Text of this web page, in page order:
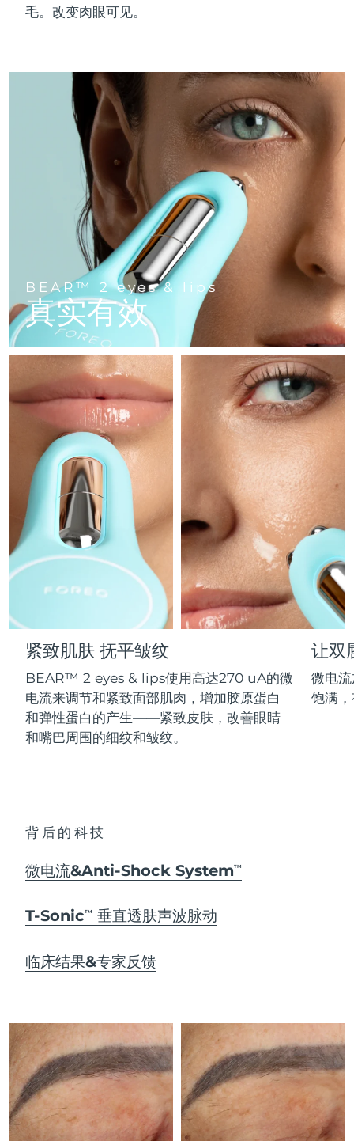
毛。改变肉眼可见。
BEAR™ 2 eyes & lips
真实有效
紧致肌肤 抚平皱纹
BEAR™ 2 eyes & lips使用高达270 uA的微
电流来调节和紧致面部肌肉，增加胶原蛋白
和弹性蛋白的产生——紧致皮肤，改善眼睛
和嘴巴周围的细纹和皱纹。
让双
微电
饱满
背后的科技
微电流&Anti-Shock SystemTM
T-SonicTM 垂直透肤声波脉动
临床结果&专家反馈
LUNA™ 4 Men
For men, anti-aging massage
LUNA™ 4 mini
For young skin, T-zone
LUNA™ 4 go
For travel or gym bag
LUNA™ 护肤
Premium cleansers & balm
LUNA™ 设备
All facial cleansing devices
BEAR™ 2 eyes & lips
Microcurrent line smoothing device
面部提拉护理
Premium anti-aging skincare
BEAR™ 设备
All premium facelift devices
Deep facial hydration
UFO™ 3 LED
Near-infrared and red light therapy
device
UFO™ 3 mini
Red light therapy device for young skin
UFO™ 3 go
Portable red light therapy
面膜
Rejuvenation & hydration
UFO™ 设备
All deep facial hydration devices
Hybrid silicone sonic toothbrush
issa™ 4 plus
Smart hybrid silicone sonic toothbrush
issa™ 4 smile
Hybrid silicone sonic toothbrush
issa™ 4 baby
For ages 0-3
issa™ Teeth Whitening Set
Dual LED + sonic device & 18% PAP gel
ISSA™ 设备
All silicone sonic toothbrushes
FAQ™ 抗老护理
FAQ™ 101
Clinical anti-aging
FAQ™ 102
Advanced clinical anti-aging
FAQ™ 103
Luxurious clinical anti-aging set
FAQ™ P1 Primer
Manuka honey primer
FAQ™护肤品
All FAQ™ skincare
FAQ™产品
All anti-aging treatments
LED治疗
NEW
FAQ™ 201
LED mask
FAQ™ 202
LED mask
FAQ™ 211
Anti-aging neck & décolleté LED mask
FAQ™ 221
Anti-aging LED hand mask
FAQ™护肤品
All FAQ™ skincare
FAQ™产品
All LED treatments
FAQ™ 301
LED hair strengthening scalp massager
FAQ™ Scalp Serum
Scalp recovery probiotic serum
FAQ™护肤品
All FAQ™ skincare
FAQ™产品
All hair treatments
肌肤年轻化
NEW
FAQ™ 501
Full-Spectrum Red Light Therapy
FAQ™ 502
Full-Spectrum Red Light Therapy
FAQ™ Red Light Serum
FAQ™ skincare
All FAQ™ skincare
FAQ™ products
保健品
NEW
脱毛
PEACH™ 2 Pro Max
Professional IPL hair removal device
PEACH™ 2
IPL hair removal
PEACH™ 2 go
Travel-friendly IPL hair removal
身体护理
BEAR™ 2 body
Microcurrent body toning
LUNA™ 4 body
Massaging body brush
SUPERCHARGED™ serum
Firming body serum
ESPADA™ 2 plus
Recurring acne LED therapy
ESPADA™ 2
Acne treatment device
ESPADA™ 设备
眼部护理
BEAR™ 2 eyes & lips
Microcurrent line smoothing device
IRIS™ 2
Rejuvenating eye massager
眼部护理设备
毛孔护理
KIWI™ derma
Diamond microdermabrasion .
Blackhead remover
KIWI™ 皮肤护理
Advanced pore care essentials
护发
LUNA™ 4 hair
2-in-1 LED scalp massager
LED light hairbrush
LUNA™ Dual-Peptide Scalp
For healthy hair
NEW
Dual LED + sonic device & 18% PAP gel
18% PAP
更多的
护肤品 男士
全部购买
FOREO APP
关于我们
波斯尼亚和黑塞哥维那
保加利亚 预计送达日期 8/9/26
预计送达日期8/13/26
预计送达日期
预计送达日期 8/9/26
预计送达日期 8/13/26
克罗地亚 8/9/26
塞浦路斯
捷克 预计送达日期8/9/26
丹麦 预计送达日期8/9/26
爱沙尼亚 预计送达日期8/9/26
芬兰 预计送达日期 8/9/26
法国 预计送达日期 8/9/26
法属波利尼西亚 预计送达日期8/13/26
德国 预计送达日期 8/9/26
预计送达日期 8/13/26
希腊 8/9/26
中国香港特别行政区 预计送达日期8/10/26
匈牙利 预计送达日期
爱尔兰
马恩岛 预计送达日期
以色列
泽西岛
哈萨克斯坦 预计送达日期8/11/26
科威特 预计送达日期 8/9/26
拉脱维亚 预计送达日期 8/9/26